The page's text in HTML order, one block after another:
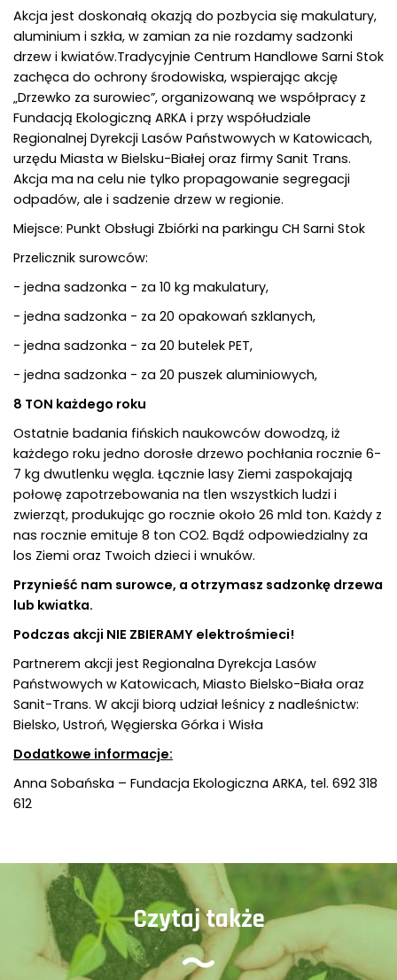
Akcja jest doskonałą okazją do pozbycia się makulatury,
aluminium i szkła, w zamian za nie rozdamy sadzonki
drzew i kwiatów.Tradycyjnie Centrum Handlowe Sarni Stok
zachęca do ochrony środowiska, wspierając akcję
„Drzewko za surowiec”, organizowaną we współpracy z
Fundacją Ekologiczną ARKA i przy współudziale
Regionalnej Dyrekcji Lasów Państwowych w Katowicach,
urzędu Miasta w Bielsku-Białej oraz firmy Sanit Trans.
Akcja ma na celu nie tylko propagowanie segregacji
odpadów, ale i sadzenie drzew w regionie.
Miejsce: Punkt Obsługi Zbiórki na parkingu CH Sarni Stok
Przelicznik surowców:
- jedna sadzonka - za 10 kg makulatury,
- jedna sadzonka - za 20 opakowań szklanych,
- jedna sadzonka - za 20 butelek PET,
- jedna sadzonka - za 20 puszek aluminiowych,
8 TON każdego roku
Ostatnie badania fińskich naukowców dowodzą, iż
każdego roku jedno dorosłe drzewo pochłania rocznie 6-
7 kg dwutlenku węgla. Łącznie lasy Ziemi zaspokajają
połowę zapotrzebowania na tlen wszystkich ludzi i
zwierząt, produkując go rocznie około 26 mld ton. Każdy z
nas rocznie emituje 8 ton CO2. Bądź odpowiedzialny za
los Ziemi oraz Twoich dzieci i wnuków.
Przynieść nam surowce, a otrzymasz sadzonkę drzewa
lub kwiatka.
Podczas akcji NIE ZBIERAMY elektrośmieci!
Partnerem akcji jest Regionalna Dyrekcja Lasów
Państwowych w Katowicach, Miasto Bielsko-Biała oraz
Sanit-Trans. W akcji biorą udział leśnicy z nadleśnictw:
Bielsko, Ustroń, Węgierska Górka i Wisła
Dodatkowe informacje:
Anna Sobańska – Fundacja Ekologiczna ARKA, tel. 692 318
612
Czytaj także